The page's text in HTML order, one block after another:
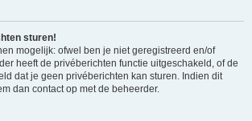
sturen!
mogelijk: ofwel ben je niet geregistreerd en/of
heeft de privéberichten functie uitgeschakeld, of de
dat je geen privéberichten kan sturen. Indien dit
dan contact op met de beheerder.